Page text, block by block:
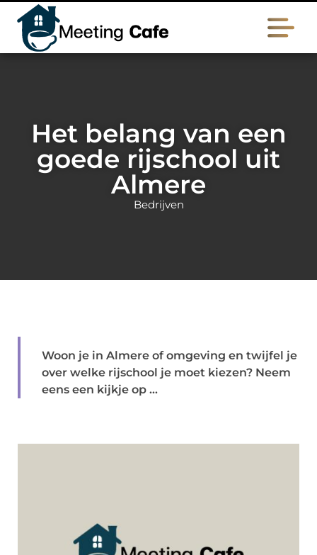
Het belang van een
goede rijschool uit
Almere
Bedrijven
Woon je in Almere of omgeving en twijfel je
over welke rijschool je moet kiezen? Neem
eens een kijkje op ...